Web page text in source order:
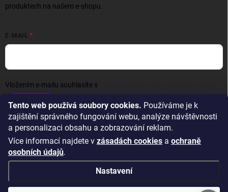
Tento web používá soubory cookies. Používáme je k
zajištění správného fungování webu, analýze návštěvnosti
a personalizaci obsahu a zobrazování reklam.
Více informací najdete v zásadách cookies a ochraně
osobních údajů.
Nastavení
produktech na našem e-shopu.
E-MAIL
Vložením e-mailu souhlasíte s
Přihlásit se